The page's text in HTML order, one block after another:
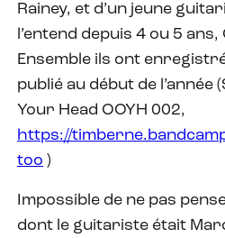
Rainey, et d’un jeune
l’entend depuis 4 ou 5
Ensemble ils ont enregistré
publié au début de l’année
Your Head OOYH 002,
https://
too )
Impossible de ne pas
dont le guitariste était